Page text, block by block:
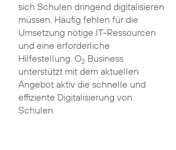
sich Schulen dringend digitalisieren
müssen. Häufig fehlen für die
Umsetzung nötige IT-Ressourcen
und eine erforderliche
Hilfestellung. O2Business
unterstützt mit dem aktuellen
Angebot aktiv die schnelle und
effiziente Digitalisierung von
Schulen.